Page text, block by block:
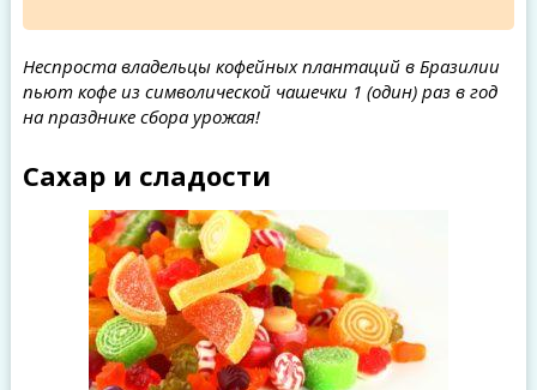
Неспроста владельцы кофейных плантаций в Бразилии
пьют кофе из символической чашечки 1 (один) раз в год
на празднике сбора урожая!
Сахар и сладости